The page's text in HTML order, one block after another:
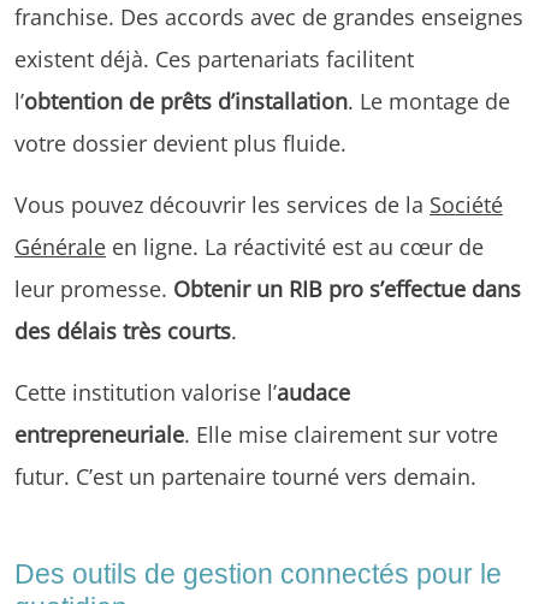
franchise. Des accords avec de grandes enseignes
existent déjà. Ces partenariats facilitent
l’obtention de prêts d’installation. Le montage de
votre dossier devient plus fluide.
Vous pouvez découvrir les services de la Société
Générale en ligne. La réactivité est au cœur de
leur promesse. Obtenir un RIB pro s’effectue dans
des délais très courts.
Cette institution valorise l’audace
entrepreneuriale. Elle mise clairement sur votre
futur. C’est un partenaire tourné vers demain.
Des outils de gestion connectés pour le